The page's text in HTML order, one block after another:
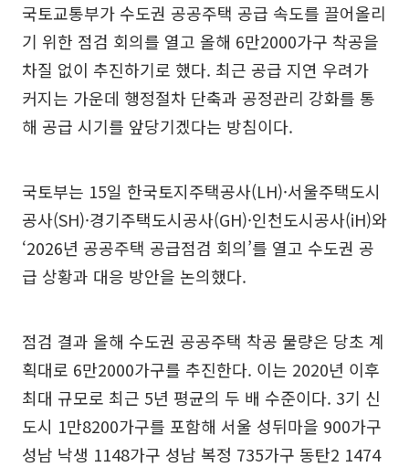
국토교통부가 수도권 공공주택 공급 속도를 끌어올리
기 위한 점검 회의를 열고 올해 6만2000가구 착공을
차질 없이 추진하기로 했다. 최근 공급 지연 우려가
커지는 가운데 행정절차 단축과 공정관리 강화를 통
해 공급 시기를 앞당기겠다는 방침이다.
국토부는 15일 한국토지주택공사(LH)·서울주택도시
공사(SH)·경기주택도시공사(GH)·인천도시공사(iH)와
‘2026년 공공주택 공급점검 회의’를 열고 수도권 공
급 상황과 대응 방안을 논의했다.
점검 결과 올해 수도권 공공주택 착공 물량은 당초 계
획대로 6만2000가구를 추진한다. 이는 2020년 이후
최대 규모로 최근 5년 평균의 두 배 수준이다. 3기 신
도시 1만8200가구를 포함해 서울 성뒤마을 900가구
성남 낙생 1148가구 성남 복정 735가구 동탄2 1474